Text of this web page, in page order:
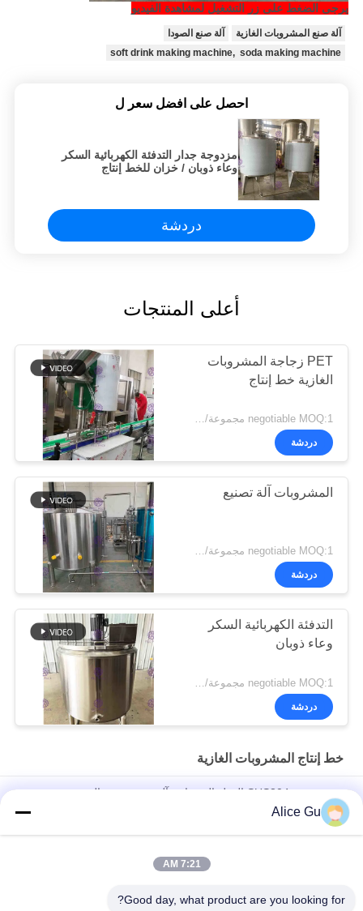
يرجى الضغط على زر التشغيل لمشاهدة الفيديو
آلة صنع المشروبات الغازية
آلة صنع الصودا
soft drink making machine, soda making machine
احصل على افضل سعر ل
مزدوجة جدار التدفئة الكهربائية السكر
وعاء ذوبان / خزان للخط إنتاج
دردشة
أعلى المنتجات
PET زجاجة المشروبات
الغازية خط إنتاج
negotiable MOQ:1 مجموعة/pcs
دردشة
المشروبات آلة تصنيع
negotiable MOQ:1 مجموعة/pcs
دردشة
التدفئة الكهربائية السكر
وعاء ذوبان
negotiable MOQ:1 مجموعة/pcs
دردشة
خط إنتاج المشروبات الغازية
عمودي نوع SUS304 الفول السوداني آلة تجهيز زبدة السمسم
أحادية الكتلة / معدات / خط / مصنع / نظام
PET بلاستيك زجاج 3 في 1 Monobloc الغاز شرب المشروبات المياه
Alice Gu
7:21 AM
Good day, what product are you looking for?